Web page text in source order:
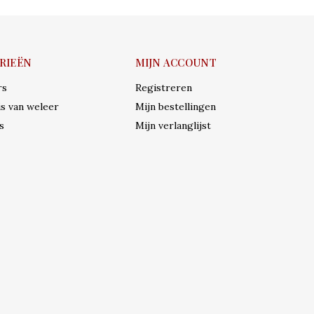
van weleer
MIJN ACCOUNT
Registreren
Mijn bestellingen
Mijn verlanglijst